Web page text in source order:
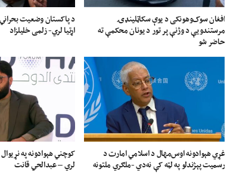
افغان سوک‌وهونکی د یوې سکاټلینډۍ
مرستندویې د وژنې پر تور د یونان محکمې ته
حاضر شو
د پاکستان وضعیت
اړتیا لري- زلمی خلیلزاد
غړي هېوادونه اوس‌مهال د اسلامي امارت د
رسمیت پېژندلو په لټه کې نه‌دي -ملګري ملتونه
کوچني هېوادونه په
لري – عبدالحي قانت